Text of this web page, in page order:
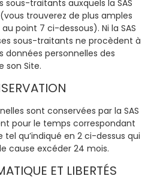
sous-traitants auxquels la SAS
trouverez de plus amples
point 7 ci-dessous). Ni la SAS
sous-traitants ne procèdent à
personnelles des
son Site.
sont conservées par la SAS
pour le temps correspondant
qu’indiqué en 2 ci-dessus qui
cause excéder 24 mois.
ET LIBERTÉS